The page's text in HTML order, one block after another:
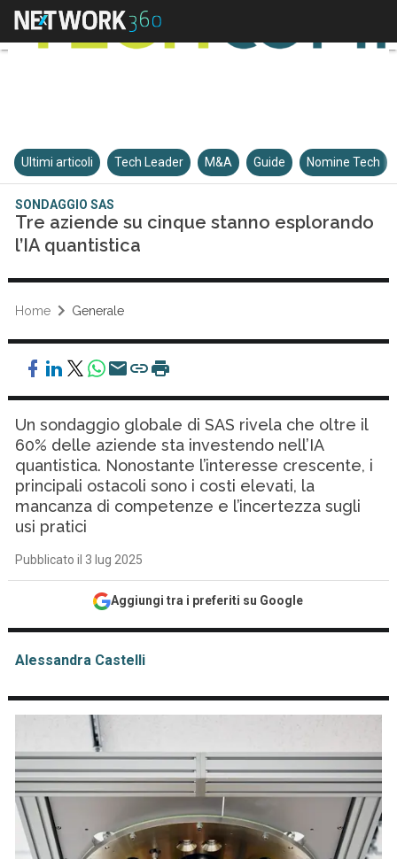
Ultimi articoli Tech Leader M&A Guide Nomine Tech
SONDAGGIO SAS
Tre aziende su cinque stanno esplorando
l’IA quantistica
Home Generale
Un sondaggio globale di SAS rivela che oltre il
60% delle aziende sta investendo nell’IA
quantistica. Nonostante l’interesse crescente, i
principali ostacoli sono i costi elevati, la
mancanza di competenze e l’incertezza sugli
usi pratici
Pubblicato il 3 lug 2025
Aggiungi tra i preferiti su Google
Alessandra Castelli